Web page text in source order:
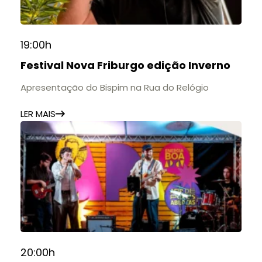
19:00h
Festival Nova Friburgo edição Inverno
Apresentação do Bispim na Rua do Relógio
LER MAIS
20:00h